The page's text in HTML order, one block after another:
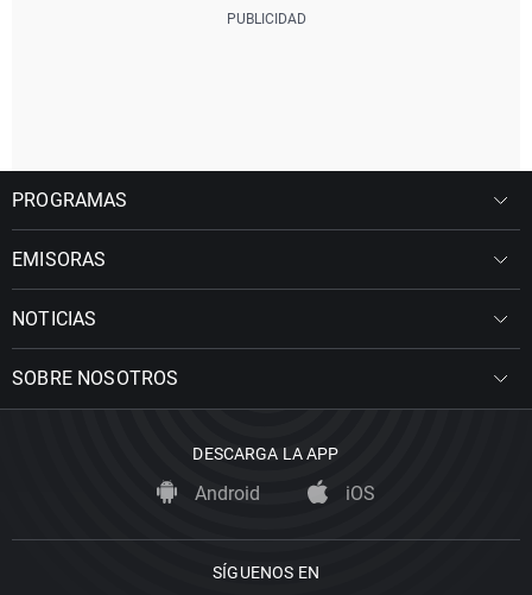
PROGRAMAS
EMISORAS
NOTICIAS
SOBRE NOSOTROS
DESCARGA LA APP
Android iOS
SÍGUENOS EN